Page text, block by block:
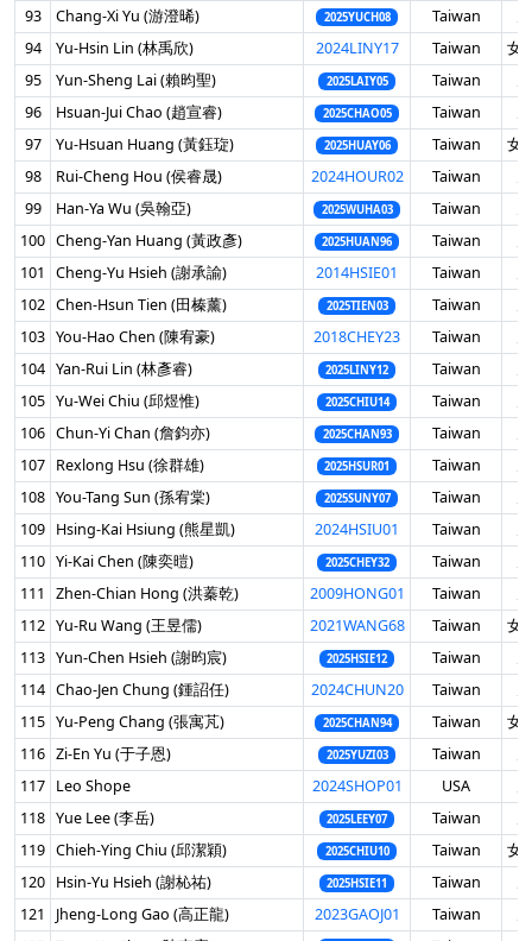
93 Chang-Xi Yu (游澄晞) 2025YUCH08 Taiwan
94
Yu-Hsin Lin (林禹欣) 2024LINY17 Taiwan
女
95
Yun-Sheng Lai (賴昀聖) 2025LAIY05 Taiwan
96
Hsuan-Jui Chao (趙宣睿) 2025CHAO05 Taiwan
97
Yu-Hsuan Huang (黃鈺琁) 2025HUAY06 Taiwan
女
98
Rui-Cheng Hou (侯睿晟) 2024HOUR02 Taiwan
99
Han-Ya Wu (吳翰亞) 2025WUHA03 Taiwan
100 Cheng-Yan Huang (黃政彥) 2025HUAN96 Taiwan
101
Cheng-Yu Hsieh (謝承諭) 2014HSIE01 Taiwan
102 Chen-Hsun Tien (田榛薰) 2025TIEN03 Taiwan
103 You-Hao Chen (陳宥豪) 2018CHEY23 Taiwan
104 Yan-Rui Lin (林彥睿) 2025LINY12 Taiwan
105 Yu-Wei Chiu (邱煜惟) 2025CHIU14 Taiwan
106 Chun-Yi Chan (詹鈞亦) 2025CHAN93 Taiwan
107 Rexlong Hsu (徐群雄) 2025HSUR01 Taiwan
108 You-Tang Sun (孫宥棠) 2025SUNY07 Taiwan
109 Hsing-Kai Hsiung (熊星凱) 2024HSIU01 Taiwan
110 Yi-Kai Chen (陳奕暟) 2025CHEY32 Taiwan
111
Zhen-Chian Hong (洪蓁乾) 2009HONG01 Taiwan
112 Yu-Ru Wang (王昱儒) 2021WANG68 Taiwan
女
113 Yun-Chen Hsieh (謝昀宸) 2025HSIE12 Taiwan
114 Chao-Jen Chung (鍾詔任) 2024CHUN20 Taiwan
115 Yu-Peng Chang (張寓芃) 2025CHAN94 Taiwan
女
116 Zi-En Yu (于子恩) 2025YUZI03 Taiwan
117 Leo Shope 2024SHOP01 USA
118 Yue Lee (李岳) 2025LEEY07 Taiwan
119 Chieh-Ying Chiu (邱潔穎) 2025CHIU10 Taiwan
女
120 Hsin-Yu Hsieh (謝杺祐) 2025HSIE11 Taiwan
121
Jheng-Long Gao (高正龍) 2023GAOJ01 Taiwan